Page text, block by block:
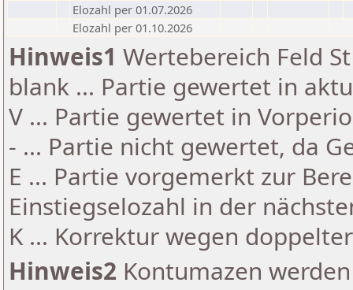
Elozahl per 01.07.2026
Elozahl per 01.10.2026
Hinweis1 Wertebereich Feld
blank ... Partie gewertet in
V ... Partie gewertet in
- ... Partie nicht gewertet, da
E ... Partie vorgemerkt zur
Einstiegselozahl in der
K ... Korrektur wegen
Hinweis2 Kontumazen